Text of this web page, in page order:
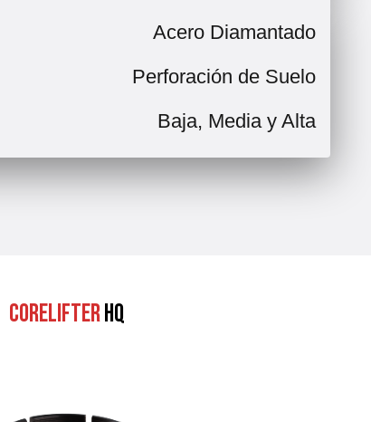
Acero Diamantado
Perforación de Suelo
Baja, Media y Alta
CorelifterHQ